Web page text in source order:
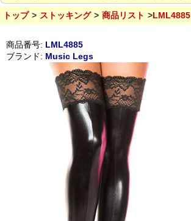
トップ ストッキング 商品リスト LML4885
商品番号: LML4885
ブランド: Music Legs